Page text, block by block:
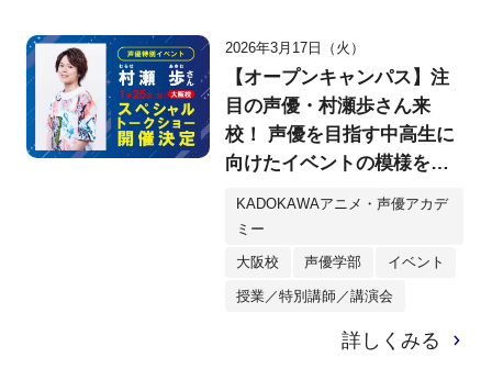
2026年3月17日（火）
【オープンキャンパス】注
目の声優・村瀬歩さん来
校！ 声優を目指す中高生に
向けたイベントの模様をレ
KADOKAWAアニメ・声優アカデ
ミー
大阪校 声優学部 イベント
授業／特別講師／講演会
詳しくみる